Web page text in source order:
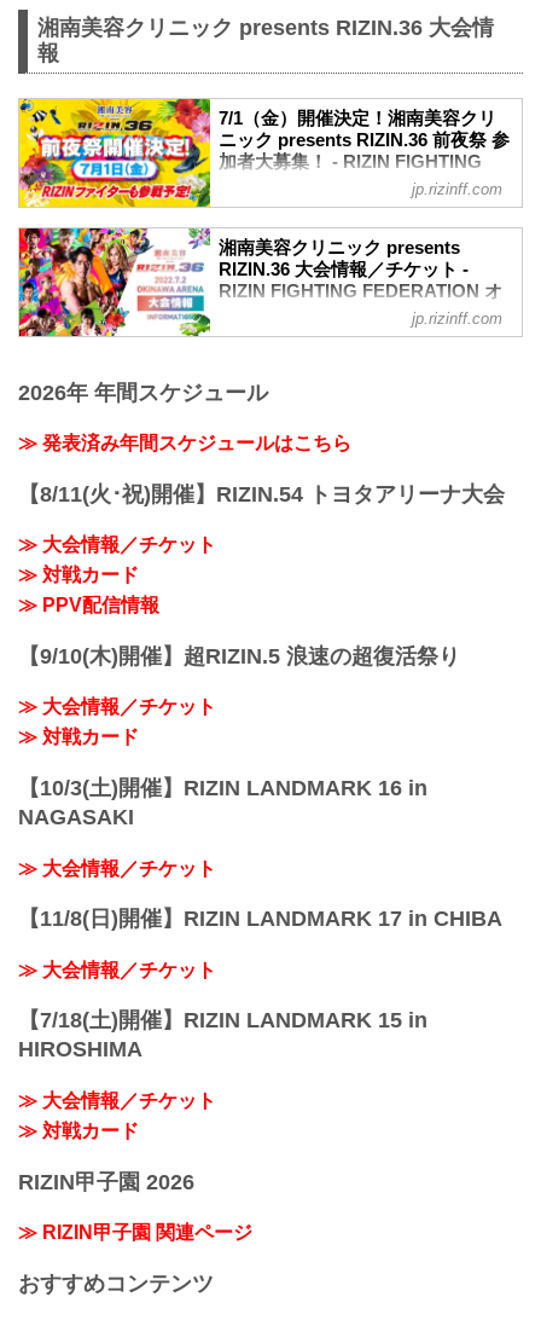
くさんの強者達にお越しいただき、RIZIN
豪華ゲストと共に大盛り上がり❗ その前夜
祭の模様をレポート形式でお届けいたし
ます！是非ご覧ください★ ※当イベント
は新型コロナウイルス感染防止対策の取
り組みを徹底し、参加者の方々にご協
力・ご了承いただいたうえで開催してお
ります。 ...
湘南美容クリニック presents RIZIN.36 大会情
報
7/1（金）開催決定！湘南美容クリ
ニック presents RIZIN.36 前夜祭 参
加者大募集！ - RIZIN FIGHTING
FEDERATION オフィシャルサイト
邸にて、湘南美容クリニック presents
RIZIN.36の前夜祭を開催することが決
定！さらに、ファンクラブ会員（超強者/
ー・ゲストは決定次第、告知いたしま
沖縄大会を現地で観戦する方、沖縄在住
ァイター達とともに沖縄を満喫しよう！
jp.rizinff.com
湘南美容クリニック presents
RIZIN.36 大会情報／チケット -
RIZIN FIGHTING FEDERATION オ
RIZIN.36 in OKINAWA
大会概要
湘南美容クリニック presents RIZIN.36
日時
予定時間が前後することがありますので
ご了承ください。
那覇バスターミナルより「...
jp.rizinff.com
2026年 年間スケジュール
≫ 発表済み年間スケジュールはこちら
【8/11(火･祝)開催】RIZIN.54 トヨタアリーナ大会
≫ 大会情報／チケット
≫ 対戦カード
≫ PPV配信情報
【9/10(木)開催】超RIZIN.5 浪速の超復活祭り
≫ 大会情報／チケット
≫ 対戦カード
【10/3(土)開催】RIZIN LANDMARK 16 in
NAGASAKI
≫ 大会情報／チケット
【11/8(日)開催】RIZIN LANDMARK 17 in CHIBA
≫ 大会情報／チケット
【7/18(土)開催】RIZIN LANDMARK 15 in
HIROSHIMA
≫ 大会情報／チケット
≫ 対戦カード
RIZIN甲子園 2026
≫ RIZIN甲子園 関連ページ
おすすめコンテンツ